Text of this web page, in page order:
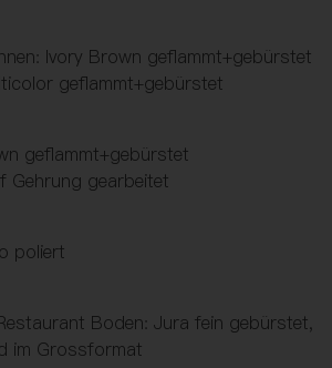
Ivory Brown geflammt+gebürstet
geflammt+gebürstet
geflammt+gebürstet
Gehrung gearbeitet
poliert
Boden: Jura fein gebürstet,
im Grossformat